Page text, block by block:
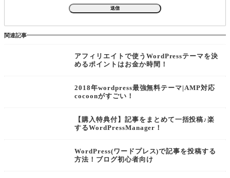
関連記事
アフィリエイトで使うWordPressテーマを決
めるポイントはお金か時間！
2018年wordpress最強無料テーマ|AMP対応
cocoonがすごい！
【購入特典付】記事をまとめて一括投稿♪楽
するWordPressManager！
WordPress(ワードプレス)で記事を投稿する
方法！ブログ初心者向け